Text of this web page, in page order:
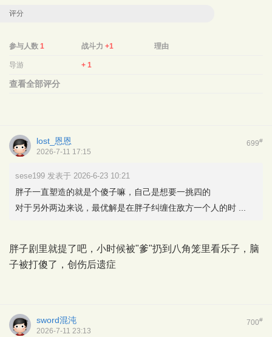
评分
参与人数 1 战斗力+1 理由
导游 + 1
查看全部评分
699#
lost_恩恩
2026-7-11 17:15
sese199 发表于 2026-6-23 10:21
胖子一直塑造的就是个傻子嘛，自己是想要一挑四的
对于另外两边来说，最优解是在胖子纠缠住敌方一个人的时 ...
胖子剧里就提了吧，小时候被"爹"扔到八角笼里看乐子，脑
子被打傻了，创伤后遗症
700#
sword混沌
2026-7-11 23:13